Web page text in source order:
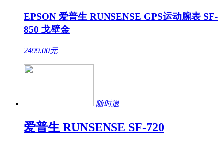
EPSON 爱普生 RUNSENSE GPS运动腕表 SF-
850 戈壁金
2499.00元
随时退
爱普生 RUNSENSE SF-720